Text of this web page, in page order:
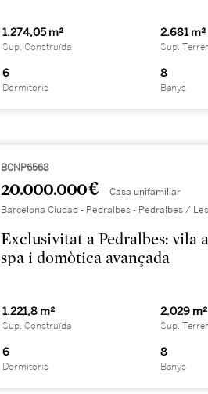
1.274,05 m²
Sup. Construïda
2.681 m²
Sup.
6
Dormitoris
8
Banys
BCNP6568
20.000.000 € Casa unifamiliar
Barcelona Ciudad - Pedralbes - Pedralbes /
Exclusivitat a Pedralbes: vila
spa i domòtica avançada
1.221,8 m²
Sup. Construïda
2.029 m²
Sup.
6
Dormitoris
8
Banys